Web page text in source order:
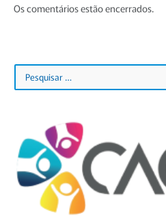
Os comentários estão encerrados.